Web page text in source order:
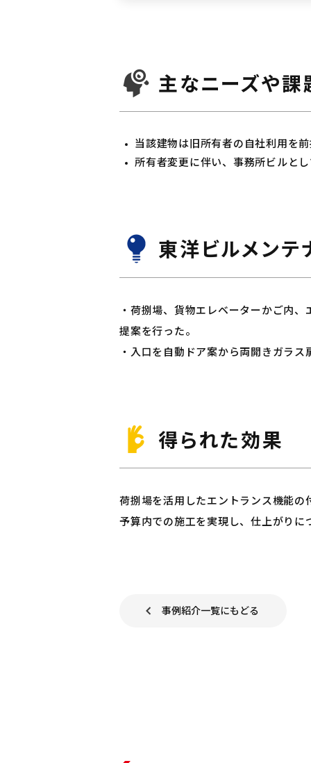
主なニーズや課
当該建物は旧所有者の自社利用を
所有者変更に伴い、事務所ビルと
東洋ビルメンテ
・荷捌場、貨物エレベーターかご内
提案を行った。
・入口を自動ドア案から両開きガラ
得られた効果
荷捌場を活用したエントランス機能
予算内での施工を実現し、仕上がり
事例紹介一覧にもどる